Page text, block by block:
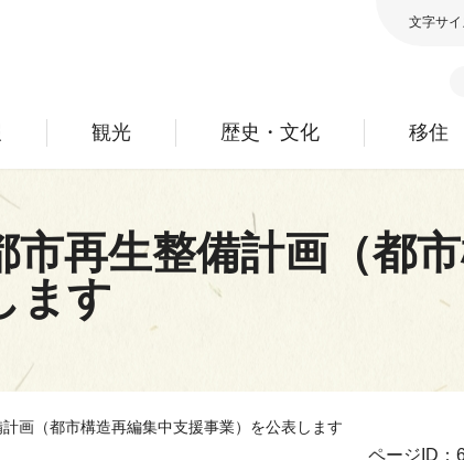
観光 歴史・文化 移住
文字サ
市再生整備計画（都
ます
画（都市構造再編集中支援事業）を公表します
ページID：